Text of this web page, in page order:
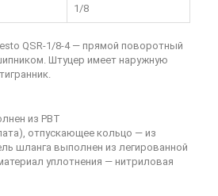
1/8
QSR-1/8-4— прямой поворотный
Штуцер имеет наружную
из PBT
отпускающее кольцо — из
шланга выполнен из легированной
уплотнения — нитриловая